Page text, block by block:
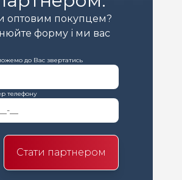
оптовим покупцем?
форму і ми вас
до Вас звертатись
телефону
Стати партнером